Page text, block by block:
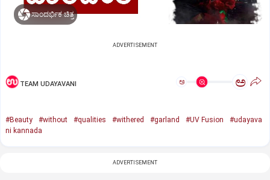
ಸಾಂದರ್ಭಿಕ ಚಿತ್ರ
ADVERTISEMENT
TEAM UDAYAVANI ಅ ಅ
#Beauty #without #qualities #withered #garland #UV Fusion
#udayava
ni kannada
ADVERTISEMENT